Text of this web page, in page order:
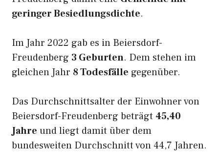
geringer Besiedlungsdichte.
Im Jahr 2022 gab es in Beiersdorf-
Freudenberg 3 Geburten. Dem stehen im
gleichen Jahr 8 Todesfälle gegenüber.
Das Durchschnittsalter der Einwohner von
Beiersdorf-Freudenberg beträgt 45,40
Jahre und liegt damit über dem
bundesweiten Durchschnitt von 44,7 Jahren.